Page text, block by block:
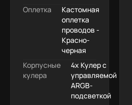
Оплетка
Кастомная
оплетка
проводов -
Красно-
черная
Корпусные
кулера
4x Кулер с
управляемой
ARGB-
подсветкой